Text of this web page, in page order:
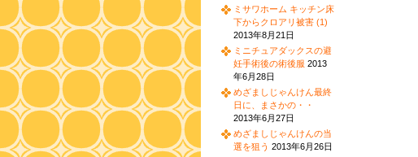
ミサワホーム キッチン床
下からクロアリ被害 (1)
2013年8月21日
ミニチュアダックスの避
妊手術後の術後服 2013
年6月28日
めざましじゃんけん最終
日に、まさかの・・
2013年6月27日
めざましじゃんけんの当
選を狙う 2013年6月26日